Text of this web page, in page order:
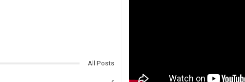
All Posts